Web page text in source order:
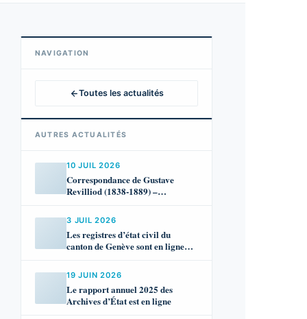
NAVIGATION
Toutes les actualités
AUTRES ACTUALITÉS
10 JUIL 2026
Correspondance de Gustave
Revilliod (1838-1889) –
3 JUIL 2026
Les registres d’état civil du
canton de Genève sont en ligne
19 JUIN 2026
Le rapport annuel 2025 des
Archives d’État est en ligne